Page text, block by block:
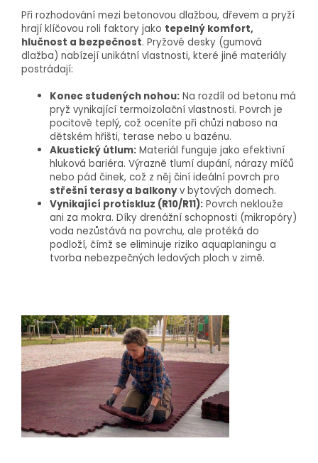
Při rozhodování mezi betonovou dlažbou, dřevem a pryží
hrají klíčovou roli faktory jako tepelný komfort,
hlučnost a bezpečnost. Pryžové desky (gumová
dlažba) nabízejí unikátní vlastnosti, které jiné materiály
postrádají:
Konec studených nohou: Na rozdíl od betonu má
pryž vynikající termoizolační vlastnosti. Povrch je
pocitově teplý, což oceníte při chůzi naboso na
dětském hřišti, terase nebo u bazénu.
Akustický útlum: Materiál funguje jako efektivní
hluková bariéra. Výrazně tlumí dupání, nárazy míčů
nebo pád činek, což z něj činí ideální povrch pro
střešní terasy a balkonyv bytových domech.
Vynikající protiskluz (R10/R11): Povrch neklouže
ani za mokra. Díky drenážní schopnosti (mikropóry)
voda nezůstává na povrchu, ale protéká do
podloží, čímž se eliminuje riziko aquaplaningu a
tvorba nebezpečných ledových ploch v zimě.